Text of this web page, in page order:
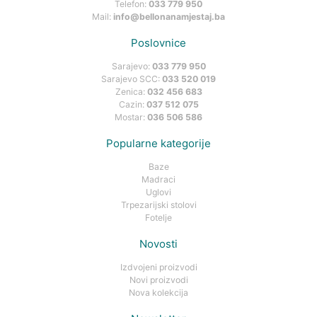
Telefon: 033 779 950
Mail: info@bellonanamjestaj.ba
Poslovnice
Sarajevo: 033 779 950
Sarajevo SCC: 033 520 019
Zenica: 032 456 683
Cazin: 037 512 075
Mostar: 036 506 586
Popularne kategorije
Baze
Madraci
Uglovi
Trpezarijski stolovi
Fotelje
Novosti
Izdvojeni proizvodi
Novi proizvodi
Nova kolekcija